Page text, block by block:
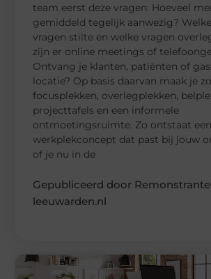
team eerst deze vragen: Hoeveel
gemiddeld tegelijk aanwezig?
vragen stilte en welke vragen
zijn er online meetings of
Ontvang je klanten, patiënten of
locatie? Op basis daarvan maak je
focusplekken, overlegplekken,
projecttafels en een informele
ontmoetingsruimte. Zo ontstaat een
werkplekconcept dat past bij jouw
of je nu in de
Gepubliceerd door
leeuwarden.nl